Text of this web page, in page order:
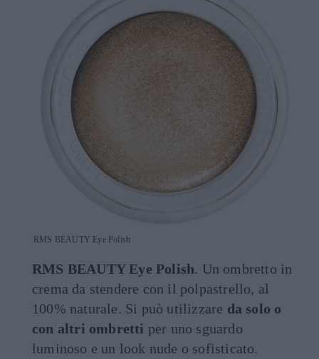
RMS BEAUTY Eye Polish
RMS BEAUTY Eye Polish. Un ombretto in
crema da stendere con il polpastrello, al
100% naturale. Si può utilizzare da solo o
con altri ombretti per uno sguardo
luminoso e un look nude o sofisticato.